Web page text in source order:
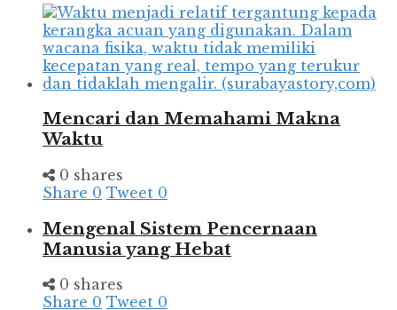
Mencari dan Memahami Makna
Waktu
0 shares
Share 0 Tweet 0
Mengenal Sistem Pencernaan
Manusia yang Hebat
0 shares
Share 0 Tweet 0